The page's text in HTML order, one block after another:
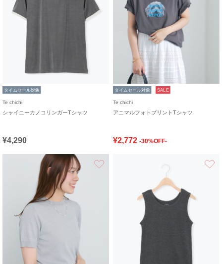
タイムセール対象
Te chichi
シャイニーカノコリンガーTシャツ
¥4,290
タイムセール対象 SALE
Te chichi
アニマルフォトプリントTシャツ
¥2,772 -30%OFF-